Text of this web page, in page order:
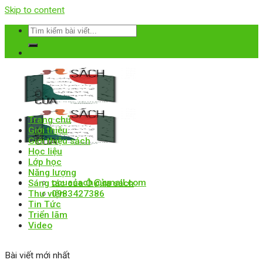
Skip to content
ocuasach@gmail.com
0983427386
Trang chủ
Giới thiệu
Giới thiệu sách
Học liệu
Lớp học
Năng lượng
Sáng tác của Ô cửa sách
Thư viện
Tin Tức
Triển lãm
Video
Bài viết mới nhất